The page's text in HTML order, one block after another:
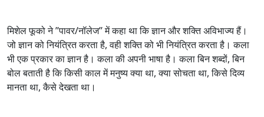
मिशेल फूको ने ’’पावर/नॉलेज’’ में कहा था कि ज्ञान और शक्ति अविभाज्य हैं।
जो ज्ञान को नियंत्रित करता है, वही शक्ति को भी नियंत्रित करता है। कला
भी एक प्रकार का ज्ञान है। कला की अपनी भाषा है। कला बिन शब्दों, बिन
बोल बताती है कि किसी काल में मनुष्य क्या था, क्या सोचता था, किसे दिव्य
मानता था, कैसे देखता था।